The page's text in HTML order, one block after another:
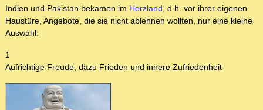
Indien und Pakistan bekamen im Herzland, d.h. vor ihrer eigenen
Haustüre, Angebote, die sie nicht ablehnen wollten, nur eine kleine
Auswahl:
1
Aufrichtige Freude, dazu Frieden und innere Zufriedenheit